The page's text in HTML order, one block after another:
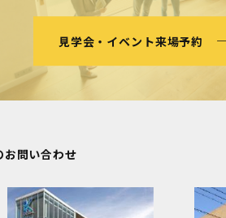
見学会・イベント来場予約
お問い合わせ